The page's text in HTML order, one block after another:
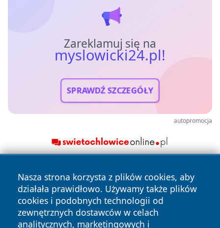
Zareklamuj się na
myslowicki24.pl!
SPRAWDŹ SZCZEGÓŁY
autopromocja
Nasza strona korzysta z plików cookies, aby
działała prawidłowo. Używamy także plików
cookies i podobnych technologii od
zewnętrznych dostawców w celach
analitycznych, marketingowych i